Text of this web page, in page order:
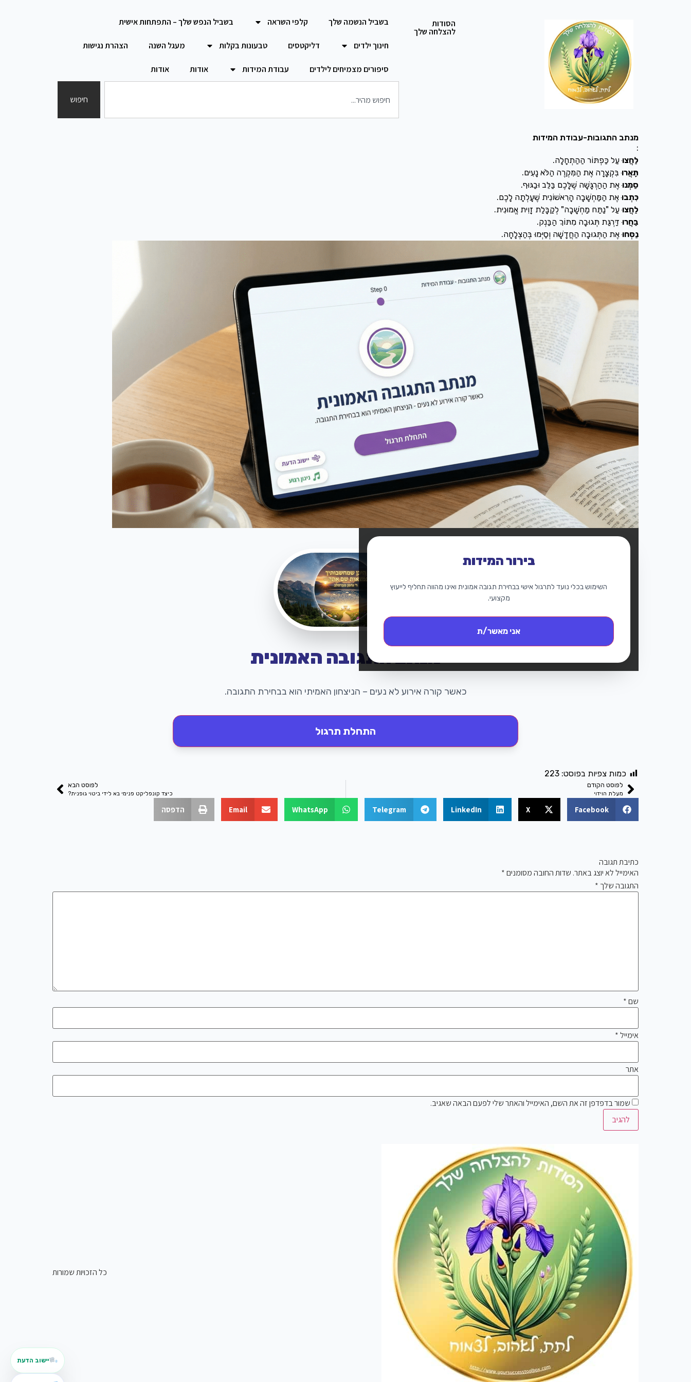
הסודות
להצלחה שלך
בשביל הנשמה שלך קלפי השראה בשביל הנפש שלך – התפתחות אישית
חינוך ילדים דליקטסים טבעונות בקלות מעגל השנה הצהרת נגישות
סיפורים מצמיחים לילדים עבודת המידות אודות אודות
חיפוש
מנתב התגובות-עבודת המידות
:
לַחֲצוּעַל כַּפְתּוֹר הַהַתְחָלָה.
תָּאֲרוּבִּקְצָרָה אֶת הַמִּקְרֶה הַלֹּא נָעִים.
סַמְּנוּאֶת הַהַרְגָּשָׁה שֶׁלָּכֶם בַּלֵּב וּבַגּוּף.
כִּתְבוּאֶת הַמַּחְשָׁבָה הָרִאשׁוֹנִית שֶׁעָלְתָה לָכֶם.
לַחֲצוּעַל "נַתַּח מַחְשָׁבָה" לְקַבָּלַת זָוִית אֱמוּנִית.
בַּחֲרוּדַּרְגַּת תְּגוּבָה מִתּוֹךְ הַבַּנְק.
נַסְּחוּאֶת הַתְּגוּבָה הַחֲדָשָׁה וְסַיְּמוּ בְּהַצְלָחָה.
בירור המידות
השימוש בכלי נועד לתרגול אישי בבחירת תגובה אמונית ואינו מהווה תחליף לייעוץ
מקצועי.
אני מאשר/ת
יישוב הדעת
מנתב התגובה האמונית
כאשר קורה אירוע לא נעים – הניצחון האמיתי הוא בבחירת התגובה.
התחלת תרגול
כמות צפיות בפוסט: 223
לפוסט הקודם
מעלת הוידוי
לפוסט הבא
כיצד קונפליקט פנימי בא לידי ביטוי גופנית?
Facebook
X
LinkedIn
Telegram
WhatsApp
Email הדפסה
כתיבת תגובה
האימייל לא יוצג באתר. שדות החובה מסומנים*
התגובה שלך *
שם*
אימייל*
אתר
שמור בדפדפן זה את השם, האימייל והאתר שלי לפעם הבאה שאגיב.
כל הזכויות שמורות